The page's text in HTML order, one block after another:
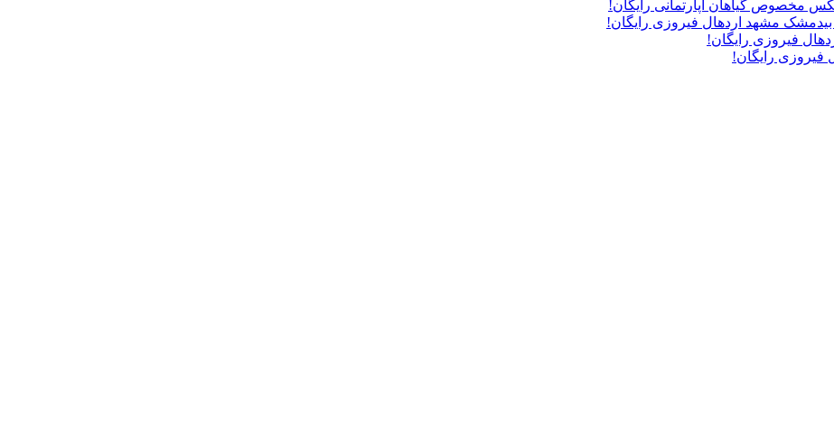
مخصوص گیاهان آپارتمانی رایگان!
مشهد اردهال فیروزی رایگان!
فیروزی رایگان!
فیروزی رایگان!